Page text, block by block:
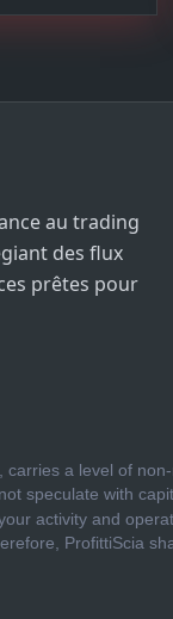
au trading
des flux
prêtes pour